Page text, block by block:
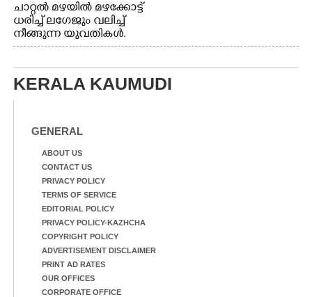
ചാറ്റൽ മഴയിൽ മഴക്കോട്ട്
ധരിച്ച് ലഗേജും വലിച്ച്
നീങ്ങുന്ന യുവതികൾ.
എറണാകുളം മേനകയിൽ
KERALA KAUMUDI
GENERAL
ABOUT US
CONTACT US
PRIVACY POLICY
TERMS OF SERVICE
EDITORIAL POLICY
PRIVACY POLICY-KAZHCHA
COPYRIGHT POLICY
ADVERTISEMENT DISCLAIMER
PRINT AD RATES
OUR OFFICES
CORPORATE OFFICE